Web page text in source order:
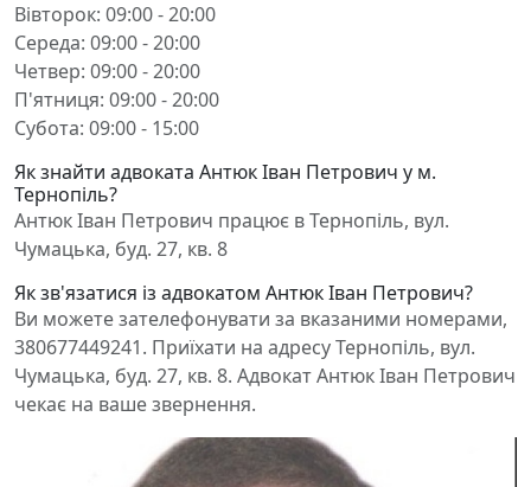
Вівторок: 09:00 - 20:00
Середа: 09:00 - 20:00
Четвер: 09:00 - 20:00
П'ятниця: 09:00 - 20:00
Субота: 09:00 - 15:00
Як знайти адвоката Антюк Іван Петрович у м.
Тернопіль?
Антюк Іван Петрович працює в Тернопіль, вул.
Чумацька, буд. 27, кв. 8
Як зв'язатися із адвокатом Антюк Іван Петрович?
Ви можете зателефонувати за вказаними номерами,
380677449241. Приїхати на адресу Тернопіль, вул.
Чумацька, буд. 27, кв. 8. Адвокат Антюк Іван Петрович
чекає на ваше звернення.